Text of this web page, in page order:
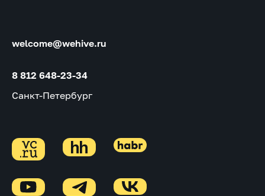
welcome@wehive.ru
8 812 648-23-34
Санкт-Петербург